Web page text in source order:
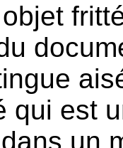
qui est
un